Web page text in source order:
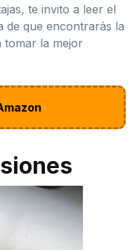
te invito a leer el
de que encontrarás la
tomar la mejor